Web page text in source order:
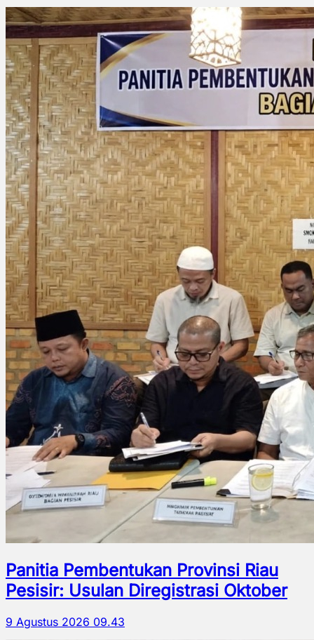
Panitia Pembentukan Provinsi Riau
Pesisir: Usulan Diregistrasi Oktober
9 Agustus 2026 09.43